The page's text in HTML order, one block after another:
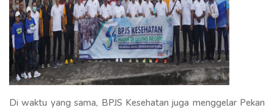
Di waktu yang sama, BPJS Kesehatan juga menggelar Pekan